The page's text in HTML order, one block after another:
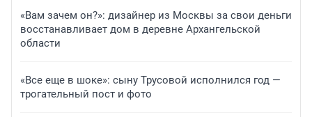
«Вам зачем он?»: дизайнер из Москвы за свои деньги
восстанавливает дом в деревне Архангельской
области
«Все еще в шоке»: сыну Трусовой исполнился год —
трогательный пост и фото